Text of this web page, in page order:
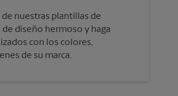
de nuestras plantillas de
diseño hermoso y haga
con los colores,
de su marca.